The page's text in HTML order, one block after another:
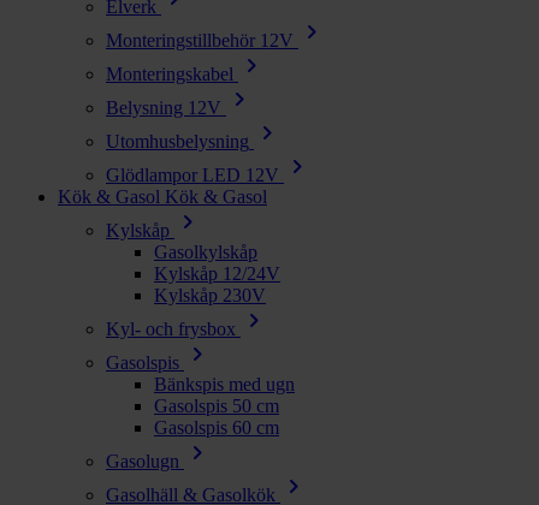
Elverk
Monteringstillbehör 12V chevron_right
Monteringskabel chevron_right
Belysning 12V chevron_right
Utomhusbelysning chevron_right
Glödlampor LED 12V chevron_right
Kök & Gasol Kök & Gasol
Kylskåp
chevron_right
Gasolkylskåp
Kylskåp 12/24V
Kylskåp 230V
Kyl- och frysbox
chevron_right
Gasolspis chevron_right
Bänkspis med ugn
Gasolspis 50 cm
Gasolspis 60 cm
Gasolugn
chevron_right
Gasolhäll & Gasolkök chevron_right